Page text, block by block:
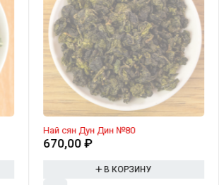
Най сян Дун Дин №80
670,00₽
В КОРЗИНУ